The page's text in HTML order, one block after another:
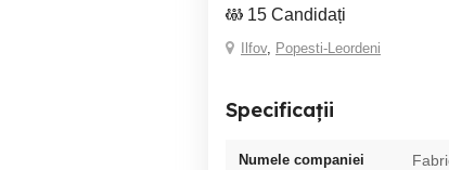
15 Candidați
Ilfov, Popesti-Leordeni
Specificații
Numele companiei